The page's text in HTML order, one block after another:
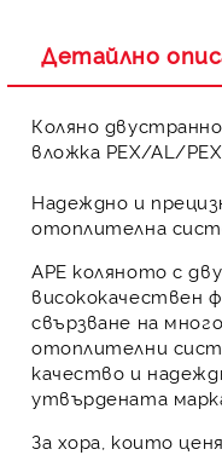
Детайлно
Коляно
вложка PЕX/AL/
Надеждно и
отоплителна
APE коляното с
висококачествен
свързване на
отоплителни
качество и
утвърдената
За хора, които